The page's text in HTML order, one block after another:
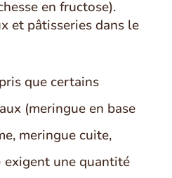
en fructose).
et pâtisseries dans le
que certains
(meringue en base
meringue cuite,
exigent une quantité